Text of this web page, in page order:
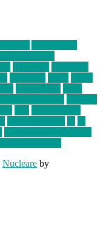
Nucleare by